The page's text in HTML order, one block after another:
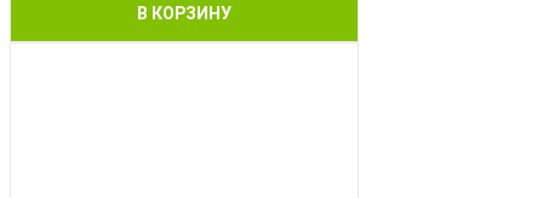
В КОРЗИНУ